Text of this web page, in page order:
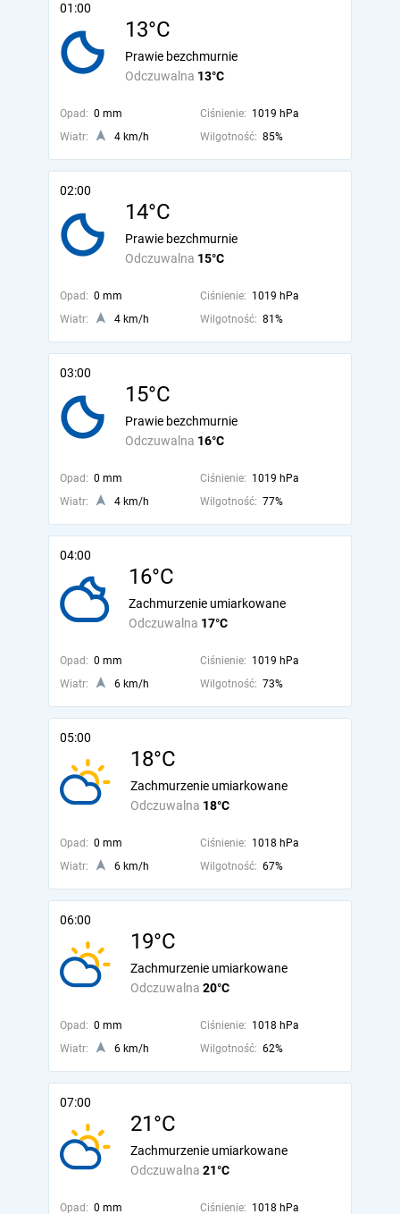
01:00
13°C
Odczuwalna 13°C
Prawie bezchmurnie
Opad: 0 mm Ciśnienie: 1019 hPa
Wiatr:
4 km/h Wilgotność: 85%
02:00
14°C
Odczuwalna 15°C
Prawie bezchmurnie
Opad: 0 mm Ciśnienie: 1019 hPa
Wiatr:
4 km/h Wilgotność: 81%
03:00
15°C
Odczuwalna 16°C
Prawie bezchmurnie
Opad: 0 mm Ciśnienie: 1019 hPa
Wiatr:
4 km/h Wilgotność: 77%
04:00
16°C
Odczuwalna 17°C
Zachmurzenie umiarkowane
Opad: 0 mm Ciśnienie: 1019 hPa
Wiatr:
6 km/h Wilgotność: 73%
05:00
18°C
Odczuwalna 18°C
Zachmurzenie umiarkowane
Opad: 0 mm Ciśnienie: 1018 hPa
Wiatr:
6 km/h Wilgotność: 67%
06:00
19°C
Odczuwalna 20°C
Zachmurzenie umiarkowane
Opad: 0 mm Ciśnienie: 1018 hPa
Wiatr:
6 km/h Wilgotność: 62%
07:00
21°C
Odczuwalna 21°C
Zachmurzenie umiarkowane
Opad: 0 mm Ciśnienie: 1018 hPa